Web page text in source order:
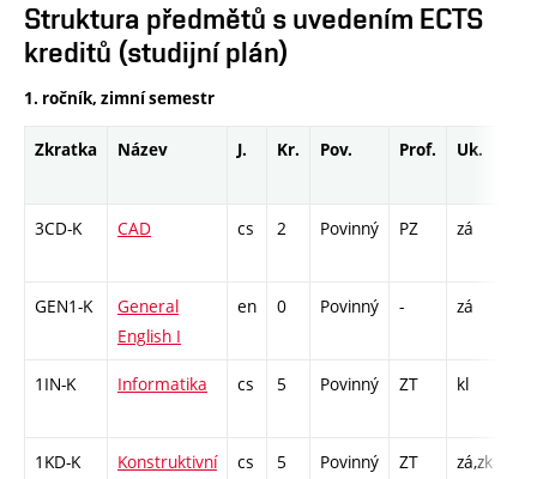
Struktura předmětů s uvedením ECTS
kreditů (studijní plán)
1. ročník, zimní semestr
Zkratka Název J. Kr. Pov. Prof. Uk.
3CD-K CAD cs 2 Povinný PZ zá
GEN1-K
General
English I
en 0 Povinný - zá
1IN-K Informatika cs 5 Povinný ZT kl
1KD-K
Konstruktivní
cs 5 Povinný ZT zá,zk